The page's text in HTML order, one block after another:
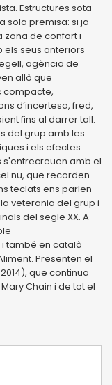
Estructures sota
sola premisa: si ja
zona de confort i
els seus anteriors
agència de
allò que
compacte,
d’incertesa, fred,
fins al darrer tall.
del grup amb les
i els efectes
s'entrecreuen amb el
nu, que recorden
teclats ens parlen
veterania del grup i
del segle XX. A
també en català
Presenten el
que continua
Chain i de tot el